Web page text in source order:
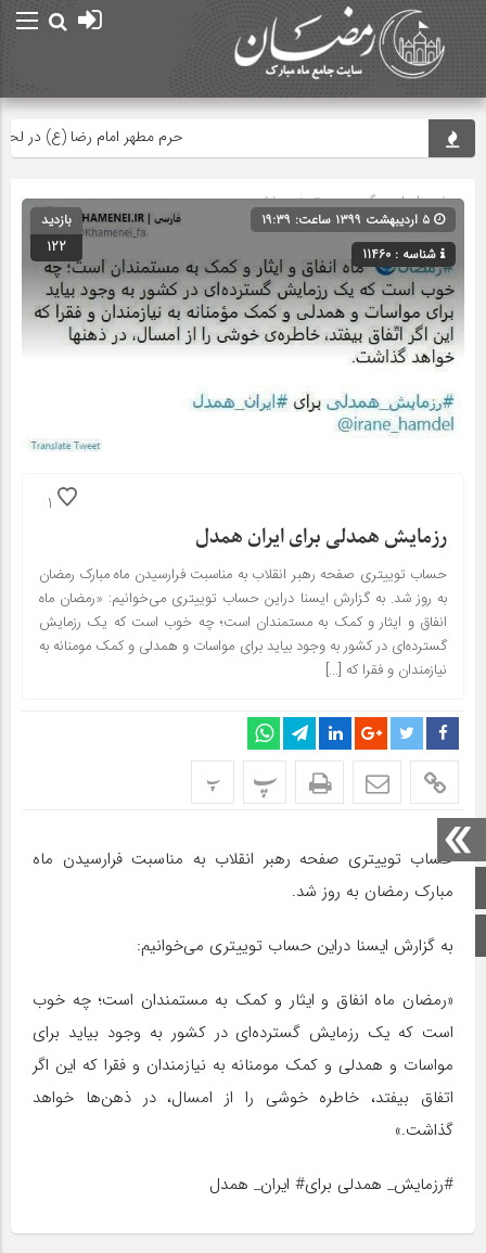
صفحه اصلی
اینستاگرام
حرم مطهر امام رضا (ع) در لحظه
صفحه اصلی» گروه » دسته‌بندی نشده
شناسه : 11460
بازدید
122
1
رزمایش همدلی برای ایران همدل
حساب توییتری صفحه رهبر انقلاب به مناسبت فرارسیدن ماه مبارک رمضان
به روز شد. به گزارش ایسنا دراین حساب توییتری می‌خوانیم: «رمضان ماه
انفاق و ایثار و کمک به مستمندان است؛ چه خوب است که یک رزمایش
گسترده‌ای در کشور به وجود بیاید برای مواسات و همدلی و کمک مومنانه به
نیازمندان و فقرا که […]
پ پ
حساب توییتری صفحه رهبر انقلاب به مناسبت فرارسیدن ماه
مبارک رمضان به روز شد.
به گزارش ایسنا دراین حساب توییتری می‌خوانیم:
«رمضان ماه انفاق و ایثار و کمک به مستمندان است؛ چه خوب
است که یک رزمایش گسترده‌ای در کشور به وجود بیاید برای
مواسات و همدلی و کمک مومنانه به نیازمندان و فقرا که این اگر
اتفاق بیفتد، خاطره خوشی را از امسال، در ذهن‌ها خواهد
گذاشت.»
#رزمایش_ همدلی برای# ایران_ همدل